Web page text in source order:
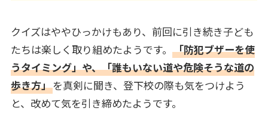
クイズはややひっかけもあり、前回に引き続き子ども
たちは楽しく取り組めたようです。 「防犯ブザーを使
うタイミング」や、「誰もいない道や危険そうな道の
歩き方」を真剣に聞き、登下校の際も気をつけよう
と、改めて気を引き締めたようです。